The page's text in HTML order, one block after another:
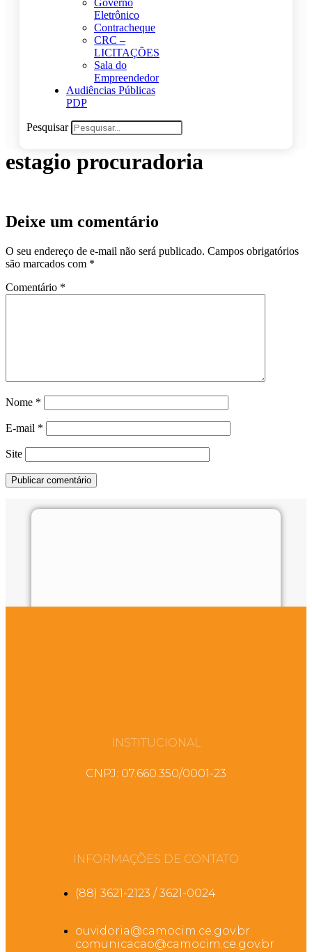
Governo
Eletrônico
Contracheque
CRC –
LICITAÇÕES
Sala do
Empreendedor
Audiências Públicas
PDP
Pesquisar
estagio procuradoria
Deixe um comentário
O seu endereço de e-mail não será publicado. Campos obrigatórios
são marcados com *
Comentário *
Nome *
E-mail *
Site
INSTITUCIONAL
CNPJ: 07.660.350/0001-23
INFORMAÇÕES DE CONTATO
(88) 3621-2123 / 3621-0024
ouvidoria@camocim.ce.gov.br
comunicacao@camocim.ce.gov.br